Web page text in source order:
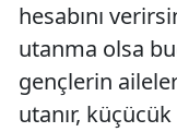
hesabını
utanma olsa
gençlerin
utanır,